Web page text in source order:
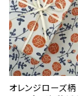
オレンジローズ